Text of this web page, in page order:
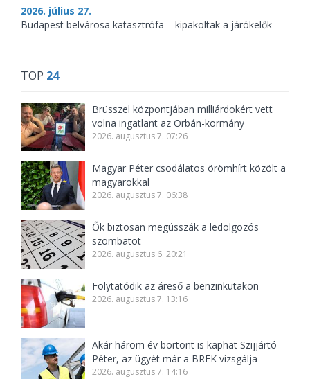
2026. július 27.
Budapest belvárosa katasztrófa – kipakoltak a járókelők
TOP 24
Brüsszel központjában milliárdokért vett
volna ingatlant az Orbán-kormány
2026. augusztus 7. 07:26
Magyar Péter csodálatos örömhírt közölt a
magyarokkal
2026. augusztus 7. 06:38
Ők biztosan megússzák a ledolgozós
szombatot
2026. augusztus 6. 20:21
Folytatódik az áreső a benzinkutakon
2026. augusztus 7. 13:16
Akár három év börtönt is kaphat Szijjártó
Péter, az ügyét már a BRFK vizsgálja
2026. augusztus 7. 14:16